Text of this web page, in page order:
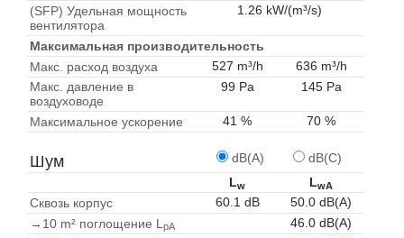
(SFP) Удельная мощность
вентилятора
1.26 kW/(m³/s)
Максимальная производительность
Макс. расход воздуха
527 m³/h
636 m³/h
Макс. давление в
воздуховоде
99 Pa 145 Pa
Максимальное ускорение 41 % 70 %
Шум dB(A)
dB(C)
Lw LwA
Сквозь корпус 60.1 dB
50.0 dB(A)
→10 m² поглощение L pA
46.0 dB(A)